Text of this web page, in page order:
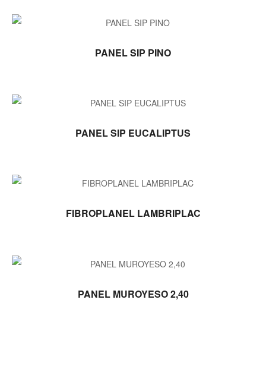
LEER MÁS
PANEL SIP PINO
LEER MÁS
PANEL SIP EUCALIPTUS
LEER MÁS
FIBROPLANEL LAMBRIPLAC
LEER MÁS
PANEL MUROYESO 2,40